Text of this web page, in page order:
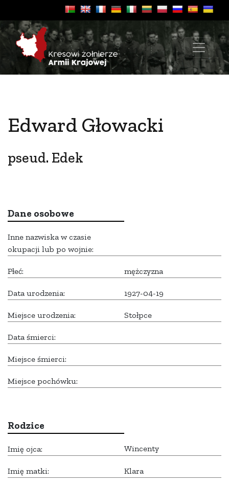
Edward Głowacki
pseud. Edek
Dane osobowe
Inne nazwiska w czasie
okupacji lub po wojnie:
Płeć: mężczyzna
Data urodzenia: 1927-04-19
Miejsce urodzenia: Stołpce
Data śmierci:
Miejsce śmierci:
Miejsce pochówku:
Rodzice
Imię ojca: Wincenty
Imię matki: Klara